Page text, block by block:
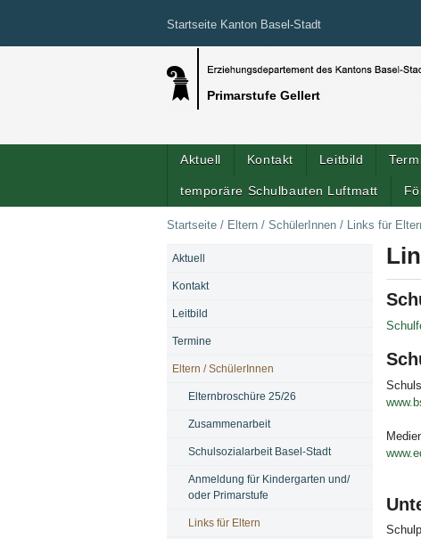
Startseite Kanton Basel-Stadt
Primarstufe Gellert
Aktuell Kontakt Leitbild
temporäre Schulbauten Luftmatt
Startseite / Eltern / SchülerInnen / Links für
NAVIGATION
Aktuell
Kontakt
Leitbild
Termine
Eltern / SchülerInnen
Elternbroschüre 25/26
Zusammenarbeit
Schulsozialarbeit Basel-Stadt
Anmeldung für Kindergarten und/
oder Primarstufe
Links für Eltern